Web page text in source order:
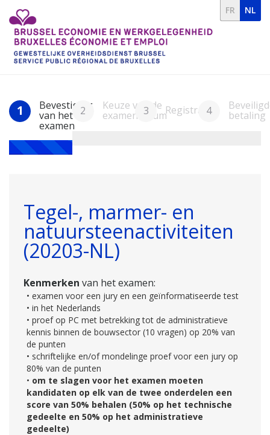
FR NL
1 Bevestiging
van het
examen
2 Keuze van de
examendatum
3 Registratie
4 betaling
Tegel-, marmer- en
natuursteenactiviteiten
(20203-NL)
Kenmerken van het examen:
• examen voor een jury en een geïnformatiseerde test
• in het Nederlands
• proef op PC met betrekking tot de administratieve
kennis binnen de bouwsector (10 vragen) op 20% van
de punten
• schriftelijke en/of mondelinge proef voor een jury op
80% van de punten
• om te slagen voor het examen moeten
kandidaten op elk van de twee onderdelen een
score van 50% behalen (50% op het technische
gedeelte en 50% op het administratieve
gedeelte)